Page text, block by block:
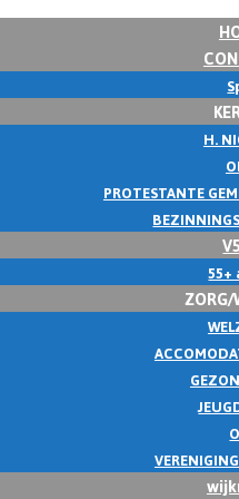
H.
PROTESTANTE